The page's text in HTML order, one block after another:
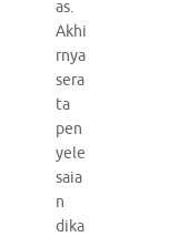
as.
Akhi
rnya
sera
ta
pen
yele
saia
n
dika